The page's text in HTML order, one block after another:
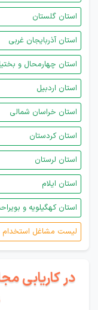
استان گلستان
استان آذربایجان غربی
استان چهارمحال و
استان اردبیل
استان خراسان شمالی
استان کردستان
استان لرستان
استان ایلام
استان کهگیلویه و
لیست مشاغل استخدام
در کاریابی